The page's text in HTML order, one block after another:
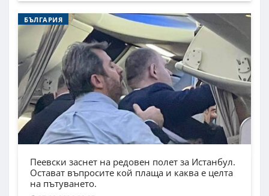
БЪЛГАРИЯ
Пеевски заснет на редовен полет за Истанбул.
Остават въпросите кой плаща и каква е целта
на пътуването.